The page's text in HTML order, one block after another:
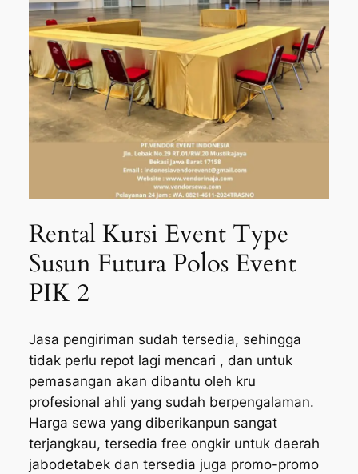
Rental Kursi Event Type
Susun Futura Polos Event
PIK 2
Jasa pengiriman sudah tersedia, sehingga
tidak perlu repot lagi mencari , dan untuk
pemasangan akan dibantu oleh kru
profesional ahli yang sudah berpengalaman.
Harga sewa yang diberikanpun sangat
terjangkau, tersedia free ongkir untuk daerah
jabodetabek dan tersedia juga promo-promo